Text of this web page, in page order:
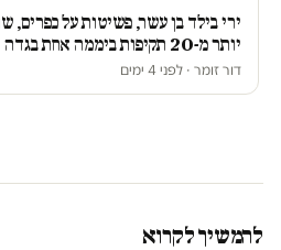
ירי בילד בן עשר, פשיטות על כפרים,
יותר מ-20 תקיפות ביממה אחת בגדה
דור זומר · לפני 4 ימים
להמשיך לקרוא